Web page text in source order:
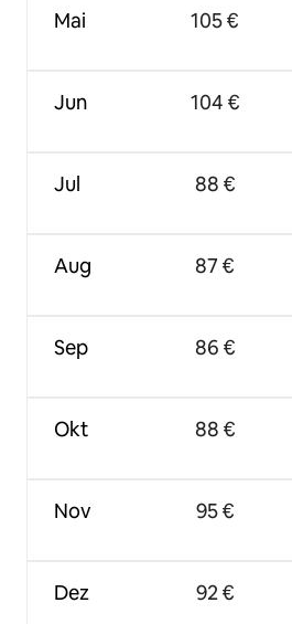
Mai
Jun
Jul
Aug
Sep
Okt
Nov
Dez
105 €
104 €
88 €
87 €
86 €
88 €
95 €
92 €